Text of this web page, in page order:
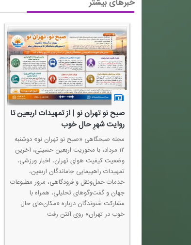
خبرهای بیشتر
صبح نو تهران نو | از تمهیدات اربعین تا
روایت شهرِ حال خوب
مجله صبحگاهی «صبح نو تهران نو» دوشنبه
۱۲ مرداد، با محوریت اربعین حسینی، آخرین
وضعیت كیفیت هوای تهران، اخبار ورزشی،
تمهیدات راهپیمایی جاماندگان اربعین،
خدمات حمل‌ونقل و فرودگاهی، مرور مطبوعات
جهان و گفت‌وگوهای تحلیلی، همراه با
مشاركت شنوندگان درباره «مكان‌های حال
خوب در تهران» روی آنتن رفت.